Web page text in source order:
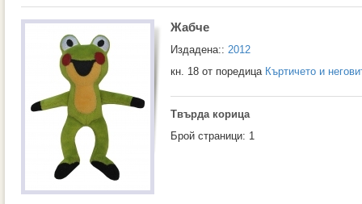
Жабче
Издадена:: 2012
кн. 18 от поредица Къртичето и
Твърда корица
Брой страници: 1